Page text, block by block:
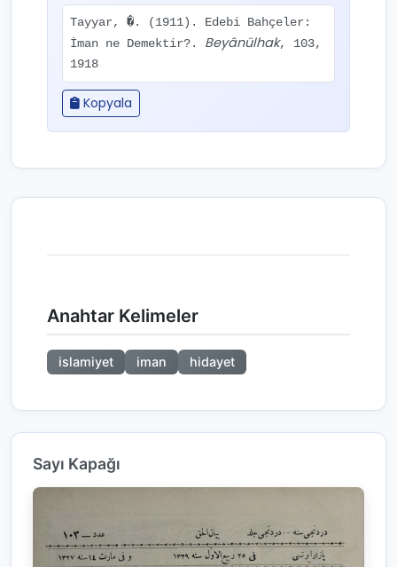
Tayyar, �. (1911). Edebi Bahçeler:
İman ne Demektir?. Beyânülhak, 103,
1918
Kopyala
Anahtar Kelimeler
islamiyet iman hidayet
Sayı Kapağı